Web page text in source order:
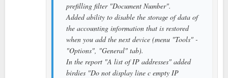
prefilling filter "Document Number".
Added ability to disable the storage of data of
the accounting information that is restored
when you add the next device (menu "Tools" -
"Options", "General" tab).
In the report "A list of IP addresses" added
birdies "Do not display line c empty IP